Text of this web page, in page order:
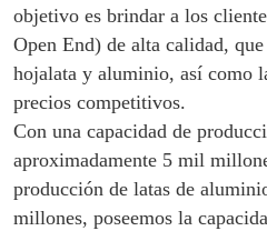
objetivo es brindar a los
Open End) de alta calidad,
hojalata y aluminio, así como
precios competitivos.
Con una capacidad de
aproximadamente 5 mil
producción de latas de
millones, poseemos la